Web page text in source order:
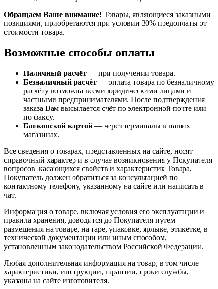
Обращаем Ваше внимание! Товары, являющиеся заказными
позициями, приобретаются при условии 30% предоплаты от
стоимости товара.
Возможные способы оплаты
Наличный расчёт — при получении товара.
Безналичный расчёт — оплата товара по безналичному
расчёту возможна всеми юридическими лицами и
частными предпринимателями. После подтверждения
заказа Вам высылается счёт по электронной почте или
по факсу.
Банковской картой — через терминалы в наших
магазинах.
Все сведения о товарах, представленных на сайте, носят
справочный характер и в случае возникновения у Покупателя
вопросов, касающихся свойств и характеристик Товара,
Покупатель должен обратиться за консультацией по
контактному телефону, указанному на сайте или написать в
чат.
Информация о товаре, включая условия его эксплуатации и
правила хранения, доводится до Покупателя путем
размещения на товаре, на таре, упаковке, ярлыке, этикетке, в
технической документации или иным способом,
установленным законодательством Российской Федерации.
Любая дополнительная информация на товар, в том числе
характеристики, инструкции, гарантии, сроки службы,
указаны на сайте изготовителя.